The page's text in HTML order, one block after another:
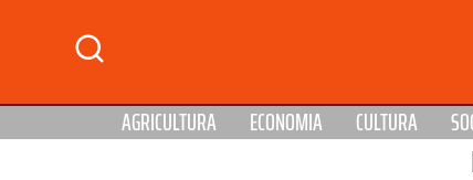
AGRICULTURA ECONOMIA CULTURA